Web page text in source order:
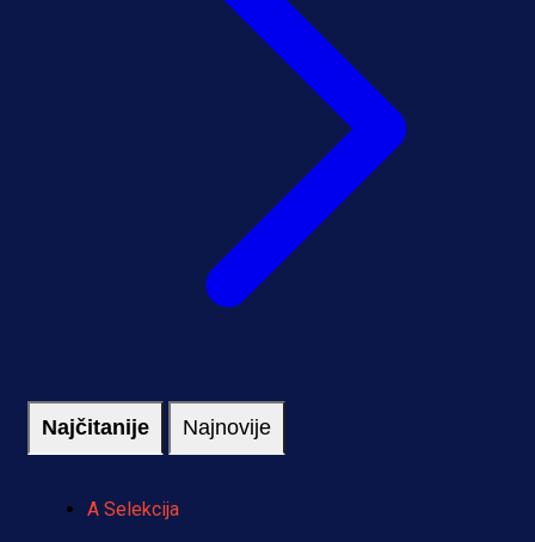
Najčitanije Najnovije
A Selekcija